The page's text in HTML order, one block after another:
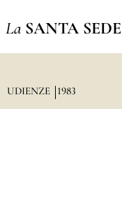
La SANTA SEDE
UDIENZE 1983